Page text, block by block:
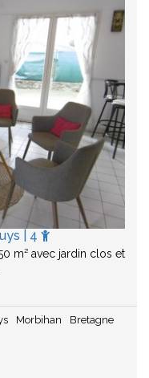
| 4
m² avec jardin clos et
Morbihan Bretagne